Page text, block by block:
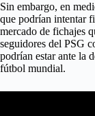
Sin embargo, en
que podrían intentar
mercado de fichajes
seguidores del PSG
podrían estar ante la
fútbol mundial.